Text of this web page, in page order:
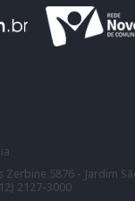
Zerbine 5876 - Jardim
2127-3000